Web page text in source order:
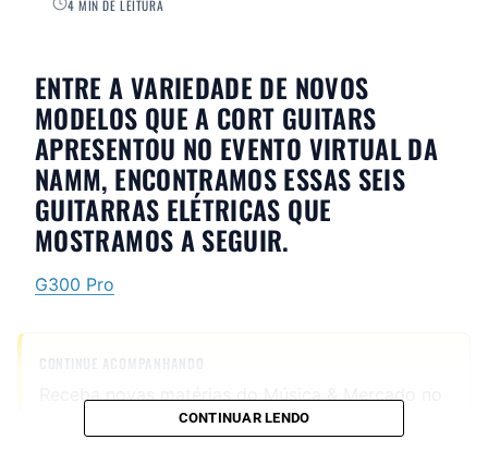
4 MIN DE LEITURA
ENTRE A VARIEDADE DE NOVOS
MODELOS QUE A CORT GUITARS
APRESENTOU NO EVENTO VIRTUAL DA
NAMM, ENCONTRAMOS ESSAS SEIS
GUITARRAS ELÉTRICAS QUE
MOSTRAMOS A SEGUIR.
G300 Pro
CONTINUE ACOMPANHANDO
WhatsApp e no Google News.
CONTINUAR LENDO